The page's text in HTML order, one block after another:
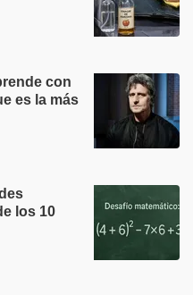
con
es la más
los 10